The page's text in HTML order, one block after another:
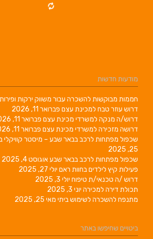
מודעות חדשות
חממות מבוקשות להשכרה עבור משווק ירקות
דרוש עוזר טבח למכינת עצם פברואר 11, 2026
דרוש/ה מנקה למשרדי מכינת עצם פברואר 11, 2026
דרושה מזכירה למשרדי מכינת עצם פברואר 11, 2026
שכפול מפתחות לרכב בבאר שבע – מיסטר קוויקלי
25, 2025
שכפול מפתחות לרכב בבאר שבעאוגוסט 4, 2025
פעילות קיץ לילדים בחוות ראם יולי 27, 2025
דרוש /ה טכנאי/ת טיפוח יולי 3, 2025
תכולת דירה למכירה יוני 3, 2025
מתנפח להשכרה לשימוש ביתי מאי 25, 2025
ביטויים שחיפשו באתר